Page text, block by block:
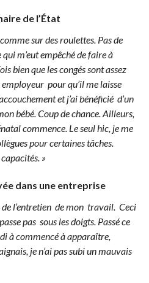
de l’État
sur des roulettes. Pas de
m’eut empêché de faire à
bien que les congés sont assez
employeur pour qu’il me laisse
et j’ai bénéficié d’un
bébé. Coup de chance. Ailleurs,
commence. Le seul hic, je me
pour certaines tâches.
»
dans une entreprise
de l’entretien de mon travail. Ceci
pas sous les doigts. Passé ce
à commencé à apparaître,
je n’ai pas subi un mauvais